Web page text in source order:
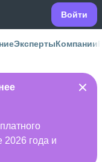
Войти
ЭкспертыКомпании
2026 года и